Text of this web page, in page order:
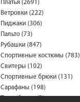
Платья (2691)
Ветровки (222)
Пиджаки (306)
Пальто (73)
Рубашки (847)
Спортивные костюмы (783)
Свитеры (102)
Спортивные брюки (131)
Сарафаны (198)
Термобелье (2)